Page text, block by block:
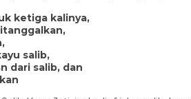
ketiga kalinya,
salib,
dari salib, dan